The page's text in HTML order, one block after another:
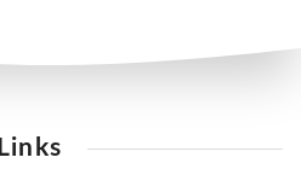
Links